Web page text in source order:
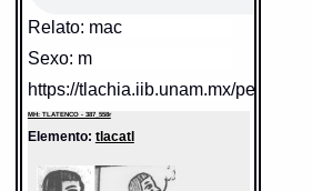
Relato: mac
Sexo: m
https://tlachia.iib.unam.mx/
MH: TLATENCO - 387_558r
Elemento: tlacatl